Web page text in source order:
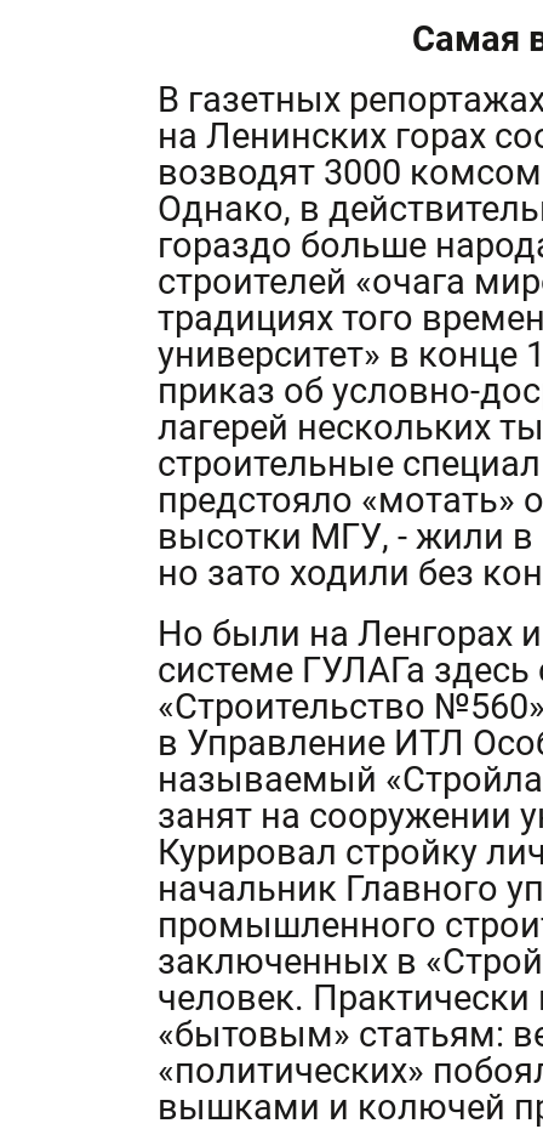
Самая
В газетных
на Ленинских горах
возводят 3000
Однако, в
гораздо больше
строителей «очага
традициях того
университет» в конце
приказ об условно-
лагерей нескольких
строительные
предстояло «мотать»
высотки МГУ, - жили в
но зато ходили без
Но были на Ленгорах
системе ГУЛАГа
«Строительство
в Управление ИТЛ
называемый
занят на сооружении
Курировал стройку
начальник Главного
промышленного
заключенных в
человек.
«бытовым» статьям:
«политических»
вышками и колючей